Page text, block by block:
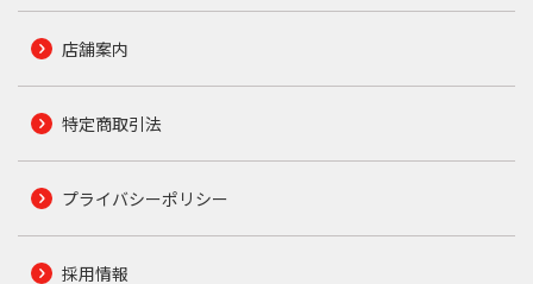
店舗案内
特定商取引法
プライバシーポリシー
採用情報